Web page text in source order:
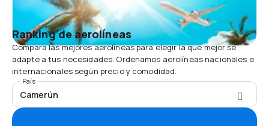
Ranking de aerolíneas
Compara las mejores aerolíneas para elegir la que mejor se
adapte a tus necesidades. Ordenamos aerolíneas nacionales e
internacionales según precio y comodidad.
País
Camerún